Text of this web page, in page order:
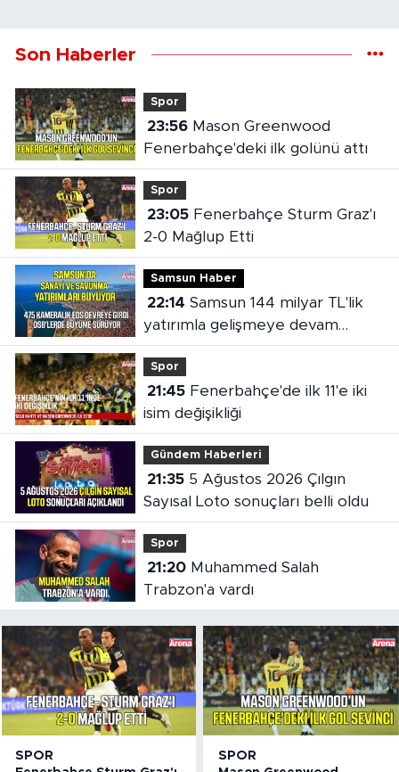
Son Haberler
Spor
23:56Mason Greenwood
Fenerbahçe'deki ilk golünü attı
Spor
23:05Fenerbahçe Sturm Graz'ı
2-0 Mağlup Etti
Samsun Haber
22:14
yatırımla gelişmeye devam
ediyor
Spor
21:45Fenerbahçe'de ilk 11'e iki
isim değişikliği
Gündem Haberleri
21:355 Ağustos 2026 Çılgın
Sayısal Loto sonuçları belli oldu
Spor
21:20Muhammed Salah
Trabzon'a vardı
SPOR SPOR